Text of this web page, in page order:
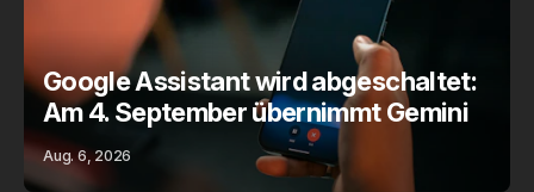
Google Assistant wird abgeschaltet:
Am 4. September übernimmt Gemini
Aug. 6, 2026